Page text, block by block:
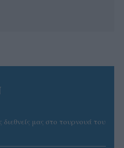
διεθνείς μας στο τουρνουά του